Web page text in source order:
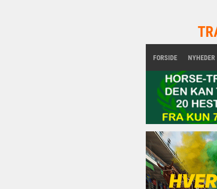
FORSIDE NYHEDER